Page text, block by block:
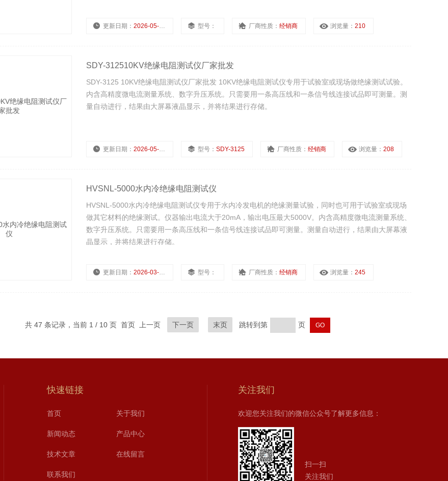
更新日期： 2026-05-14 型号： 厂商性质： 经销商 浏览量： 210
SDY-312510KV绝缘电阻测试仪厂家批发
SDY-3125 10KV绝缘电阻测试仪厂家批发 10KV绝缘电阻测试仪专用于试验室或现场做绝缘测试试验。
内含高精度微电流测量系统、数字升压系统。只需要用一条高压线和一条信号线连接试品即可测量。测
量自动进行，结果由大屏幕液晶显示，并将结果进行存储。
更新日期： 2026-05-14 型号： SDY-3125 厂商性质： 经销商 浏览量： 208
HVSNL-5000水内冷绝缘电阻测试仪
HVSNL-5000水内冷绝缘电阻测试仪专用于水内冷发电机的绝缘测量试验，同时也可用于试验室或现场
做其它材料的绝缘测试。仪器输出电流大于20mA，输出电压最大5000V。内含高精度微电流测量系统、
数字升压系统。只需要用一条高压线和一条信号线连接试品即可测量。测量自动进行，结果由大屏幕液
晶显示，并将结果进行存储。
更新日期： 2026-03-02 型号： 厂商性质： 经销商 浏览量： 245
共 47 条记录，当前 1 / 10 页 首页 上一页 下一页 末页 跳转到第 页
快速链接
首页 关于我们
新闻动态 产品中心
技术文章 在线留言
联系我们
关注我们
欢迎您关注我们的微信公众号了解更多信息：
扫一扫
关注我们